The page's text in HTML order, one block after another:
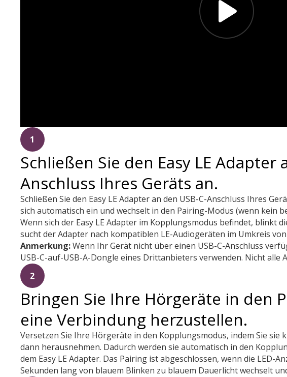
1
Schließen Sie den Easy LE Adapter
Anschluss Ihres Geräts an.
Schließen Sie den Easy LE Adapter an den USB-C-Anschluss Ihres
sich automatisch ein und wechselt in den Pairing-Modus (wenn kein
Wenn sich der Easy LE Adapter im Kopplungsmodus befindet, blinkt
sucht der Adapter nach kompatiblen LE-Audiogeräten im Umkreis
Anmerkung:Wenn Ihr Gerät nicht über einen USB-C-Anschluss
USB-C-auf-USB-A-Dongle eines Drittanbieters verwenden. Nicht
2
Bringen Sie Ihre Hörgeräte in den
eine Verbindung herzustellen.
Versetzen Sie Ihre Hörgeräte in den Kopplungsmodus, indem Sie sie
dann herausnehmen. Dadurch werden sie automatisch in den
dem Easy LE Adapter. Das Pairing ist abgeschlossen, wenn die LED-
Sekunden lang von blauem Blinken zu blauem Dauerlicht wechselt